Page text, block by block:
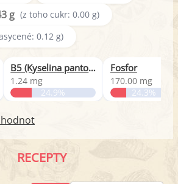
g (z toho cukr: 0.00 g)
0.12 g)
B5 (Kyselina pantothenová)
1.24 mg
24.9%
Fosfor
170.00 mg
24.3%
RECEPTY